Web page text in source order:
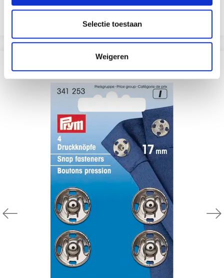
Selectie toestaan
Weigeren
Voeg toe aan winkelwagen